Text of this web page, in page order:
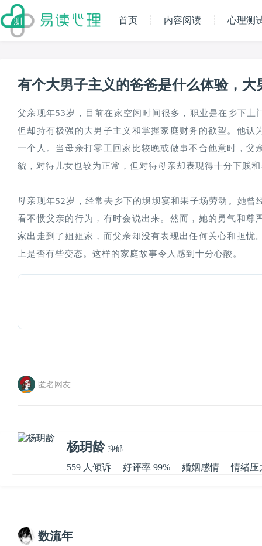
首页 内容阅读 心理测
有个大男子主义的爸爸是什么体验，
父亲现年53岁，目前在家空闲时间很多，职业是在乡下
但却持有极强的大男子主义和掌握家庭财务的欲望。他
一个人。当母亲打零工回家比较晚或做事不合他意时，
貌，对待儿女也较为正常，但对待母亲却表现得十分下贱
母亲现年52岁，经常去乡下的坝坝宴和果子场劳动。她
看不惯父亲的行为，有时会说出来。然而，她的勇气和
家出走到了姐姐家，而父亲却没有表现出任何关心和担
上是否有些变态。这样的家庭故事令人感到十分心酸。
匿名网友
杨玥龄 抑郁
559 人倾诉 好评率 99% 婚姻感情 情绪压
数流年